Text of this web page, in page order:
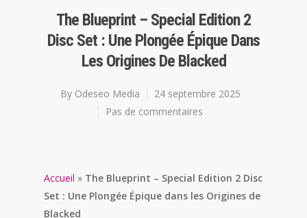
The Blueprint – Special Edition 2
Disc Set : Une Plongée Épique Dans
Les Origines De Blacked
By Odeseo Media
24 septembre 2025
Pas de commentaires
Accueil » The Blueprint – Special Edition 2 Disc
Set : Une Plongée Épique dans les Origines de
Blacked